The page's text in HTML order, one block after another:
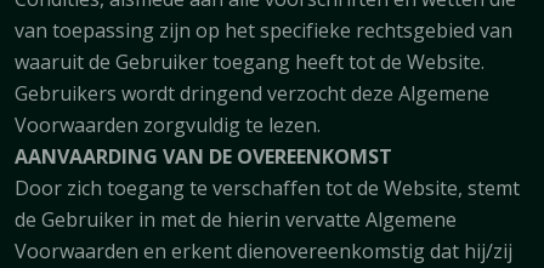
van toepassing zijn op het specifieke rechtsgebied van
waaruit de Gebruiker toegang heeft tot de Website.
Gebruikers wordt dringend verzocht deze Algemene
Voorwaarden zorgvuldig te lezen.
AANVAARDING VAN DE OVEREENKOMST
Door zich toegang te verschaffen tot de Website, stemt
de Gebruiker in met de hierin vervatte Algemene
Voorwaarden en erkent dienovereenkomstig dat hij/zij